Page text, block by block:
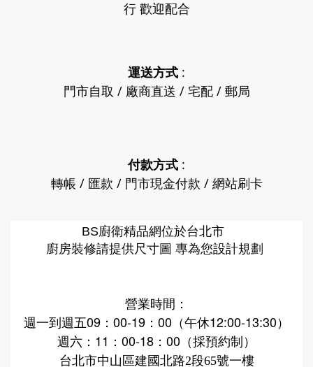
行 歡迎配合
運送方式 :
門市自取 / 廠商直送 / 宅配 / 郵局
付款方式 :
轉帳 / 匯款 / 門市現金付款 / 網站刷卡
BS廚衛精品網位於台北市
廚房裝修請提供尺寸圖 專為您設計規劃
營業時間：
週一到週五09：00-19：00（午休12:00-13:30）
週六：11：00-18：00（採預約制）
台北市中山區建國北路2段65號一樓